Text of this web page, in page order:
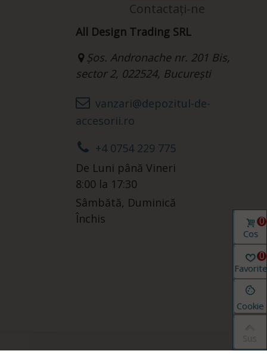
Contactați-ne
All Design Trading SRL
Șos. Andronache nr. 201 Bis,
sector 2, 022524, București
vanzari@depozitul-de-
accesorii.ro
+4 0754 229 775
De Luni până Vineri
8:00 la 17:30
Sâmbătă, Duminică
Închis
Coș
0
Favorite
0
Cookie